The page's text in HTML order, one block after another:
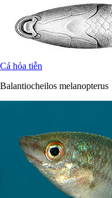
Cá hỏa tiễn
Balantiocheilos melanopterus